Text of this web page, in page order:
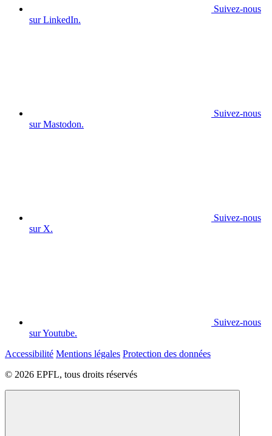
Suivez-nous
sur LinkedIn.
Suivez-nous
sur Mastodon.
Suivez-nous
sur X.
Suivez-nous
sur Youtube.
Accessibilité Mentions légales Protection des données
© 2026 EPFL, tous droits réservés